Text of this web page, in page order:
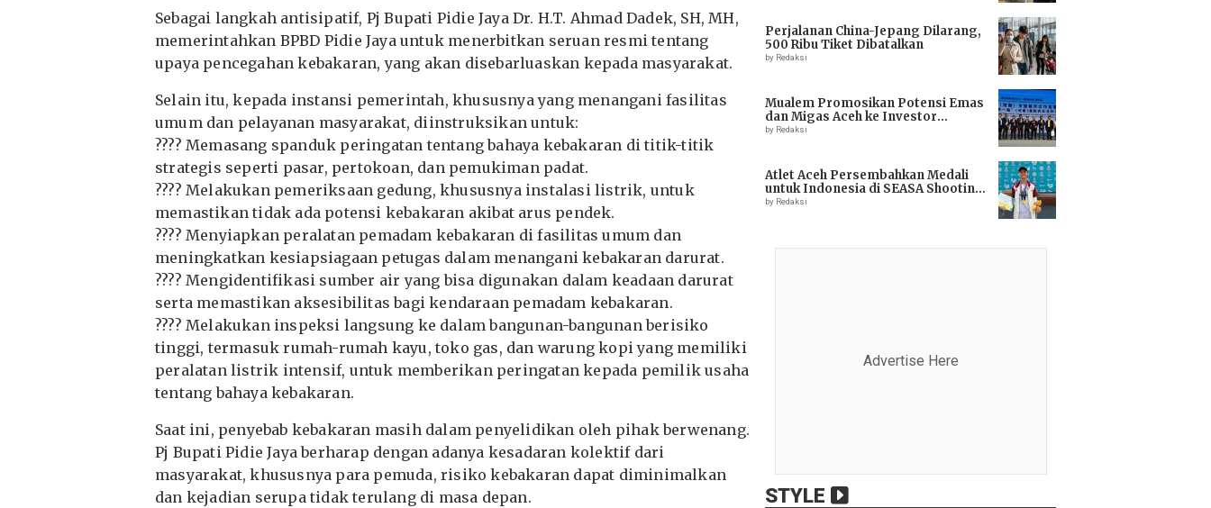
Sebagai langkah antisipatif, Pj Bupati Pidie Jaya Dr. H.T. Ahmad Dadek, SH, MH,
memerintahkan BPBD Pidie Jaya untuk menerbitkan seruan resmi tentang
upaya pencegahan kebakaran, yang akan disebarluaskan kepada masyarakat.
Selain itu, kepada instansi pemerintah, khususnya yang menangani fasilitas
umum dan pelayanan masyarakat, diinstruksikan untuk:
???? Memasang spanduk peringatan tentang bahaya kebakaran di titik-titik
strategis seperti pasar, pertokoan, dan pemukiman padat.
???? Melakukan pemeriksaan gedung, khususnya instalasi listrik, untuk
memastikan tidak ada potensi kebakaran akibat arus pendek.
???? Menyiapkan peralatan pemadam kebakaran di fasilitas umum dan
meningkatkan kesiapsiagaan petugas dalam menangani kebakaran darurat.
???? Mengidentifikasi sumber air yang bisa digunakan dalam keadaan darurat
serta memastikan aksesibilitas bagi kendaraan pemadam kebakaran.
???? Melakukan inspeksi langsung ke dalam bangunan-bangunan berisiko
tinggi, termasuk rumah-rumah kayu, toko gas, dan warung kopi yang memiliki
peralatan listrik intensif, untuk memberikan peringatan kepada pemilik usaha
tentang bahaya kebakaran.
Saat ini, penyebab kebakaran masih dalam penyelidikan oleh pihak berwenang.
Pj Bupati Pidie Jaya berharap dengan adanya kesadaran kolektif dari
masyarakat, khususnya para pemuda, risiko kebakaran dapat diminimalkan
dan kejadian serupa tidak terulang di masa depan.
Perjalanan China-Jepang Dilarang,
500 Ribu Tiket Dibatalkan
by Redaksi
Mualem Promosikan Potensi Emas
dan Migas Aceh ke Investor
Tiongkok
by Redaksi
Atlet Aceh Persembahkan Medali
untuk Indonesia di SEASA Shooting
Championship 2025
by Redaksi
Advertise Here
STYLE